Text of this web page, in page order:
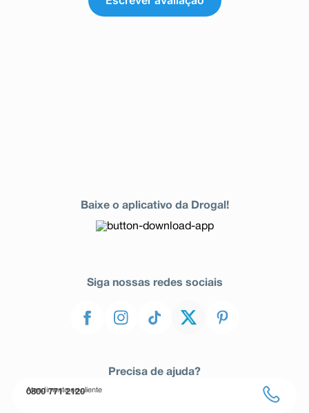
Baixe o aplicativo da Drogal!
Siga nossas redes sociais
Precisa de ajuda?
Atendimento ao cliente
0800 771 2120